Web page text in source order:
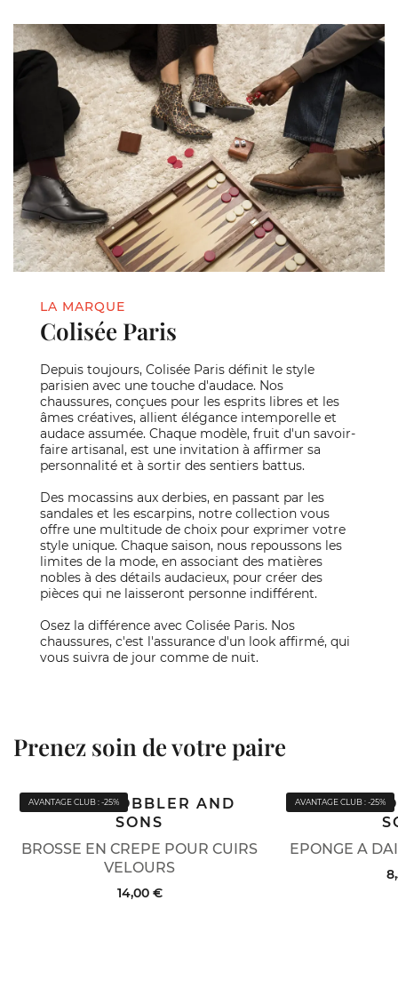
LA MARQUE
Colisée Paris
Depuis toujours, Colisée Paris définit le style
parisien avec une touche d'audace. Nos
chaussures, conçues pour les esprits libres et les
âmes créatives, allient élégance intemporelle et
audace assumée. Chaque modèle, fruit d'un savoir-
faire artisanal, est une invitation à affirmer sa
personnalité et à sortir des sentiers battus.
Des mocassins aux derbies, en passant par les
sandales et les escarpins, notre collection vous
offre une multitude de choix pour exprimer votre
style unique. Chaque saison, nous repoussons les
limites de la mode, en associant des matières
nobles à des détails audacieux, pour créer des
pièces qui ne laisseront personne indifférent.
Osez la différence avec Colisée Paris. Nos
chaussures, c'est l'assurance d'un look affirmé, qui
vous suivra de jour comme de nuit.
Prenez soin de votre paire
AVANTAGE CLUB : -25%
BROSSE EN CREPE POUR CUIRS
VELOURS
JAMES COBBLER AND
SONS
14,00 €
AVANTAGE CLUB : -25%
EPONGE A
JAMES